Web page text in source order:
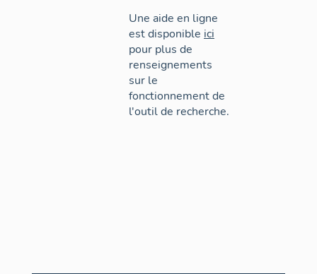
Une aide en ligne
est disponible ici
pour plus de
renseignements
sur le
fonctionnement de
l'outil de recherche.